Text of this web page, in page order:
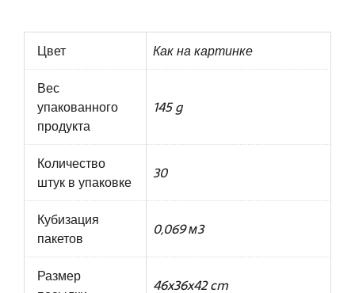
Цвет
Как на картинке
Вес
упакованного
продукта
145 g
Количество
штук в упаковке
30
Кубизация
пакетов
0,069 м3
Размер
46x36x42 cm